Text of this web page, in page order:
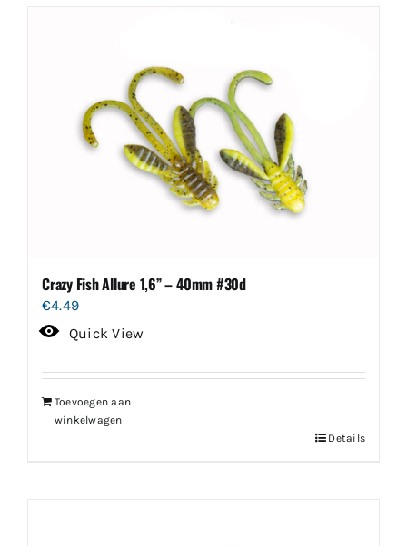
Crazy Fish Allure 1,6” – 40mm #30d
€4.49
Quick View
Toevoegen aan
winkelwagen
Details